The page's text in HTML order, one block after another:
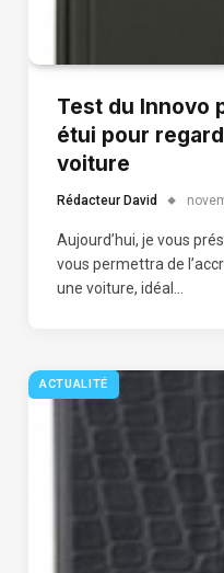
Test du Innovo
étui pour
voiture
Rédacteur David
Aujourd’hui, je vous
vous permettra de
une voiture, idéal…
ACTUALITÉ